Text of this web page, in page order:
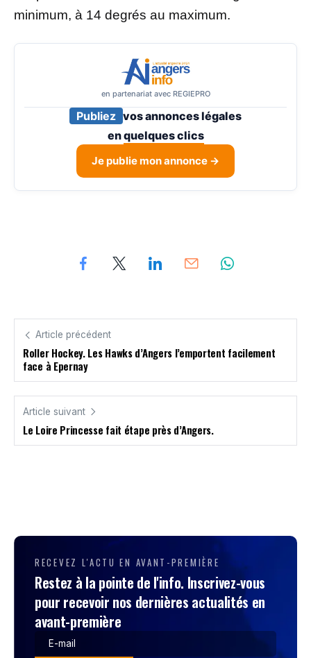
minimum, à 14 degrés au maximum.
en partenariat avec REGIEPRO
Publiez vos annonces légales
enquelques clics
Je publie mon annonce →
Article précédent
Roller Hockey. Les Hawks d’Angers l’emportent facilement
face à Epernay
Article suivant
Le Loire Princesse fait étape près d’Angers.
RECEVEZ L'ACTU EN AVANT-PREMIÈRE
Restez à la pointe de l'info. Inscrivez-vous
pour recevoir nos dernières actualités en
avant-première